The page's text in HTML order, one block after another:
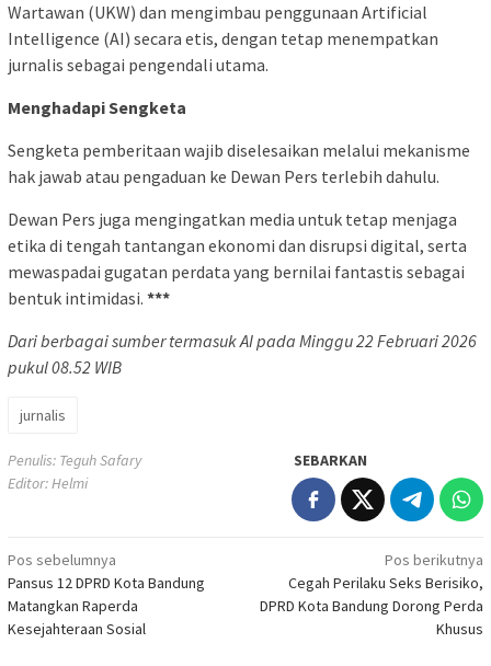
Wartawan (UKW) dan mengimbau penggunaan Artificial
Intelligence (AI) secara etis, dengan tetap menempatkan
jurnalis sebagai pengendali utama.
Menghadapi Sengketa
Sengketa pemberitaan wajib diselesaikan melalui mekanisme
hak jawab atau pengaduan ke Dewan Pers terlebih dahulu.
Dewan Pers juga mengingatkan media untuk tetap menjaga
etika di tengah tantangan ekonomi dan disrupsi digital, serta
mewaspadai gugatan perdata yang bernilai fantastis sebagai
bentuk intimidasi. ***
Dari berbagai sumber termasuk AI pada Minggu 22 Februari 2026
pukul 08.52 WIB
jurnalis
Penulis: Teguh Safary
Editor: Helmi
SEBARKAN
Navigasi
pos
Pos sebelumnya
Pansus 12 DPRD Kota Bandung
Matangkan Raperda
Kesejahteraan Sosial
Pos berikutnya
Cegah Perilaku Seks Berisiko,
DPRD Kota Bandung Dorong Perda
Khusus